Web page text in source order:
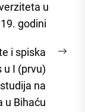
u
godini
i spiska
u I (prvu)
na
u Bihaću